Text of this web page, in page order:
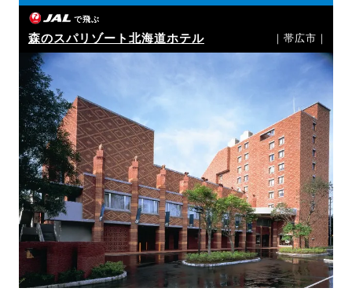
で飛ぶ
森のスパリゾート北海道ホテル ｜帯広市｜